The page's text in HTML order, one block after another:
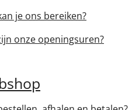
je ons bereiken?
onze openingsuren?